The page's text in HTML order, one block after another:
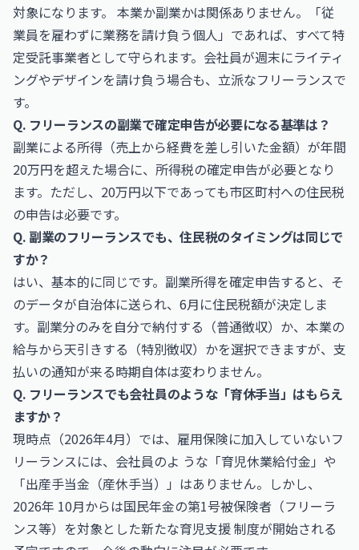
対象になります。 本業か副業かは関係ありません。「従
業員を雇わずに業務を請け負う個人」であれば、すべて特
定受託事業者として守られます。会社員が週末にライティ
ングやデザインを請け負う場合も、立派なフリーランスで
す。
Q. フリーランスの副業で確定申告が必要になる基準は？
副業による所得（売上から経費を差し引いた金額）が年間
20万円を超えた場合に、所得税の確定申告が必要となり
ます。ただし、20万円以下であっても市区町村への住民税
の申告は必要です。
Q. 副業のフリーランスでも、住民税のタイミングは同じで
すか？
はい、基本的に同じです。副業所得を確定申告すると、そ
のデータが自治体に送られ、6月に住民税額が決定しま
す。副業分のみを自分で納付する（普通徴収）か、本業の
給与から天引きする（特別徴収）かを選択できますが、支
払いの通知が来る時期自体は変わりません。
Q. フリーランスでも会社員のような「育休手当」はもらえ
ますか？
現時点（2026年4月）では、雇用保険に加入していないフ
リーランスには、会社員のよ うな「育児休業給付金」や
「出産手当金（産休手当）」はありません。しかし、
2026年 10月からは国民年金の第1号被保険者（フリーラ
ンス等）を対象とした新たな育児支援 制度が開始される